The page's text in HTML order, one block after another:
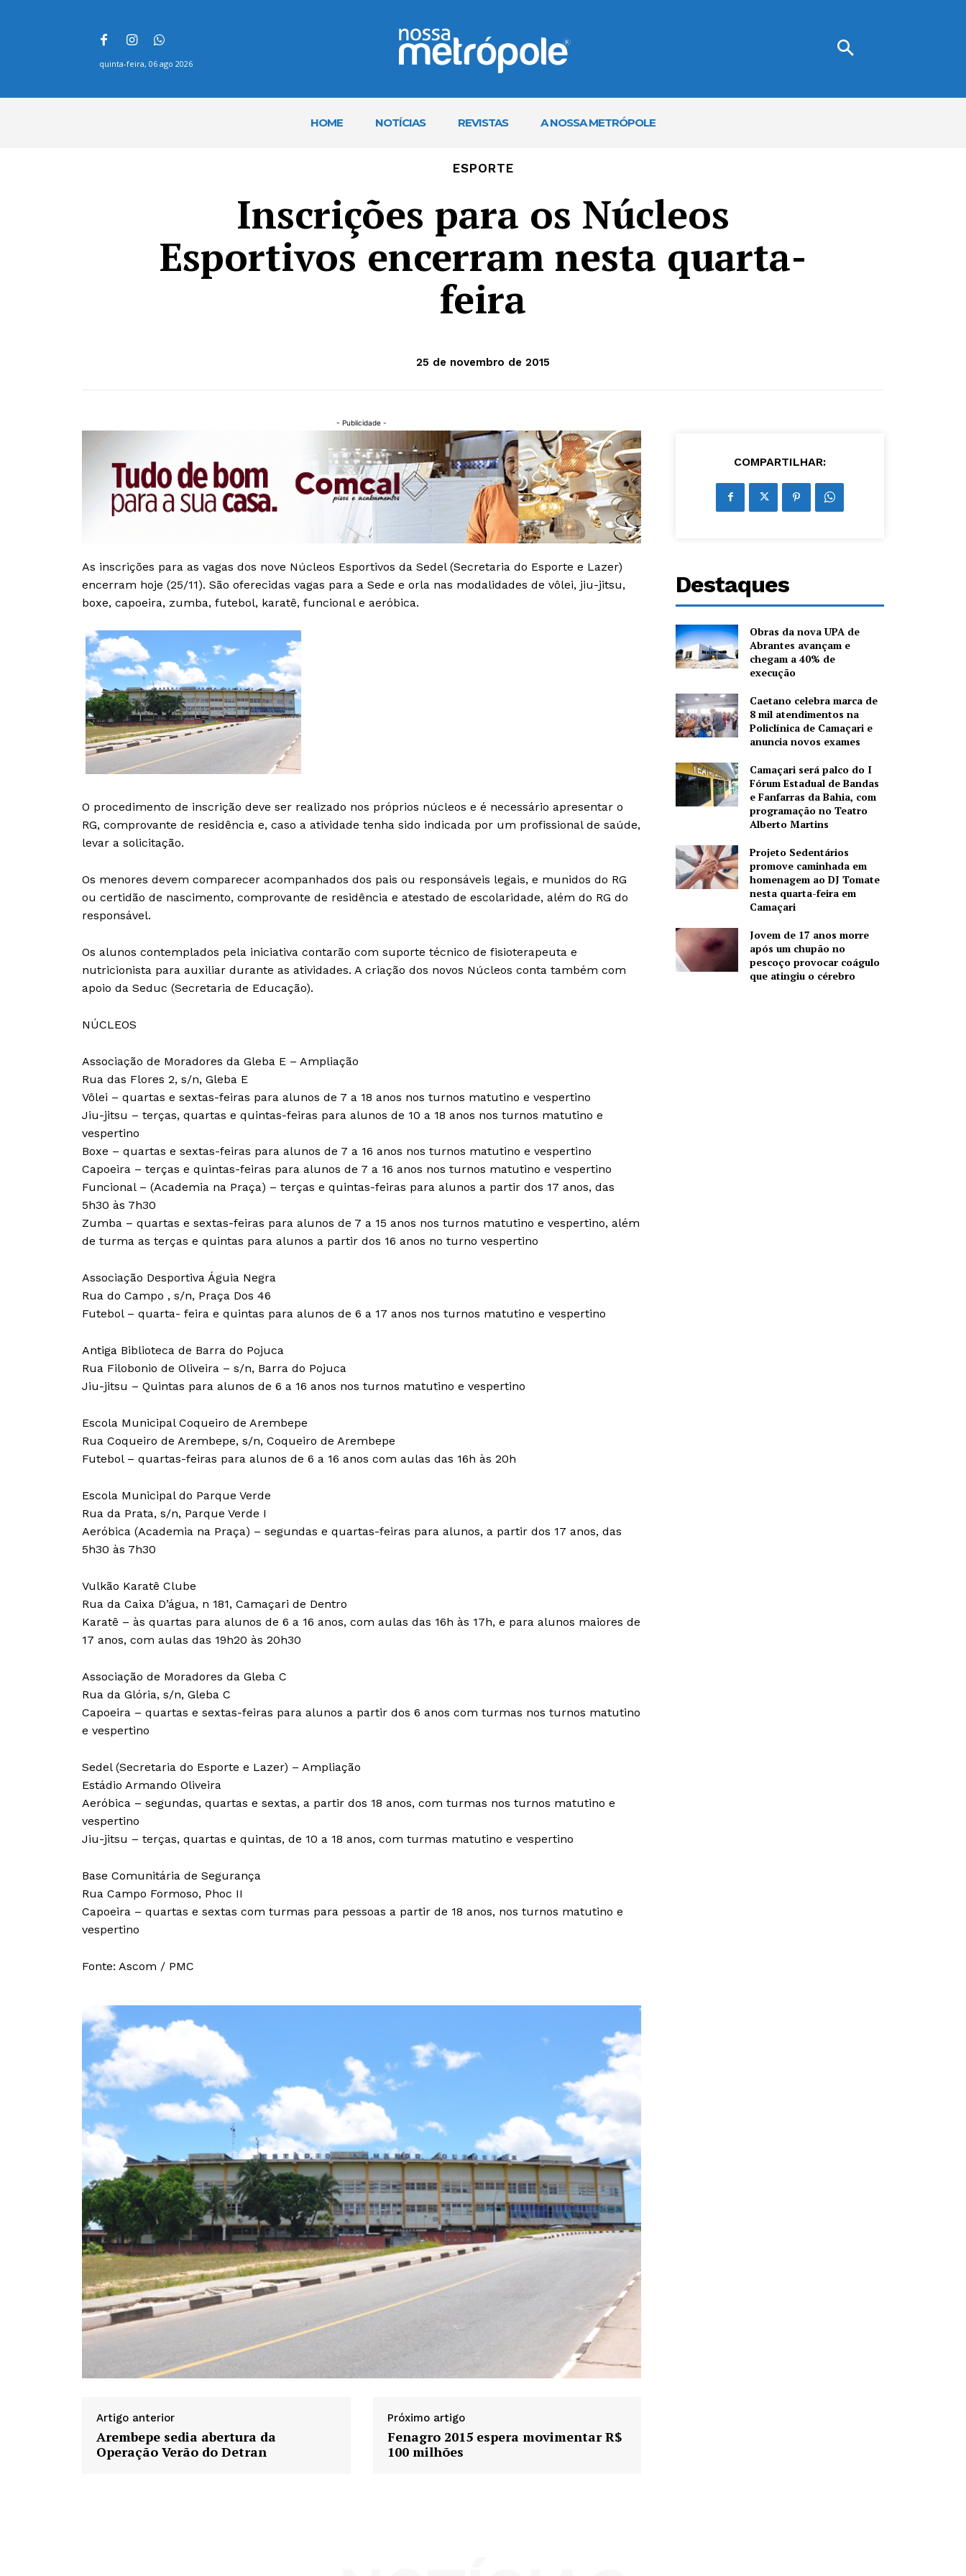
quinta-feira, 06 ago 2026
HOME NOTÍCIAS REVISTAS A NOSSA METRÓPOLE
ESPORTE
Inscrições para os Núcleos
Esportivos encerram nesta quarta-
feira
25 de novembro de 2015
- Publicidade -
As inscrições para as vagas dos nove Núcleos Esportivos da Sedel (Secretaria do Esporte e Lazer)
encerram hoje (25/11). São oferecidas vagas para a Sede e orla nas modalidades de vôlei, jiu-jitsu,
boxe, capoeira, zumba, futebol, karatê, funcional e aeróbica.
O procedimento de inscrição deve ser realizado nos próprios núcleos e é necessário apresentar o
RG, comprovante de residência e, caso a atividade tenha sido indicada por um profissional de saúde,
levar a solicitação.
Os menores devem comparecer acompanhados dos pais ou responsáveis legais, e munidos do RG
ou certidão de nascimento, comprovante de residência e atestado de escolaridade, além do RG do
responsável.
Os alunos contemplados pela iniciativa contarão com suporte técnico de fisioterapeuta e
nutricionista para auxiliar durante as atividades. A criação dos novos Núcleos conta também com
apoio da Seduc (Secretaria de Educação).
NÚCLEOS
Associação de Moradores da Gleba E – Ampliação
Rua das Flores 2, s/n, Gleba E
Vôlei – quartas e sextas-feiras para alunos de 7 a 18 anos nos turnos matutino e vespertino
Jiu-jitsu – terças, quartas e quintas-feiras para alunos de 10 a 18 anos nos turnos matutino e
vespertino
Boxe – quartas e sextas-feiras para alunos de 7 a 16 anos nos turnos matutino e vespertino
Capoeira – terças e quintas-feiras para alunos de 7 a 16 anos nos turnos matutino e vespertino
Funcional – (Academia na Praça) – terças e quintas-feiras para alunos a partir dos 17 anos, das
5h30 às 7h30
Zumba – quartas e sextas-feiras para alunos de 7 a 15 anos nos turnos matutino e vespertino, além
de turma as terças e quintas para alunos a partir dos 16 anos no turno vespertino
Associação Desportiva Águia Negra
Rua do Campo , s/n, Praça Dos 46
Futebol – quarta- feira e quintas para alunos de 6 a 17 anos nos turnos matutino e vespertino
Antiga Biblioteca de Barra do Pojuca
Rua Filobonio de Oliveira – s/n, Barra do Pojuca
Jiu-jitsu – Quintas para alunos de 6 a 16 anos nos turnos matutino e vespertino
Escola Municipal Coqueiro de Arembepe
Rua Coqueiro de Arembepe, s/n, Coqueiro de Arembepe
Futebol – quartas-feiras para alunos de 6 a 16 anos com aulas das 16h às 20h
Escola Municipal do Parque Verde
Rua da Prata, s/n, Parque Verde I
Aeróbica (Academia na Praça) – segundas e quartas-feiras para alunos, a partir dos 17 anos, das
5h30 às 7h30
Vulkão Karatê Clube
Rua da Caixa D’água, n 181, Camaçari de Dentro
Karatê – às quartas para alunos de 6 a 16 anos, com aulas das 16h às 17h, e para alunos maiores de
17 anos, com aulas das 19h20 às 20h30
Associação de Moradores da Gleba C
Rua da Glória, s/n, Gleba C
Capoeira – quartas e sextas-feiras para alunos a partir dos 6 anos com turmas nos turnos matutino
e vespertino
Sedel (Secretaria do Esporte e Lazer) – Ampliação
Estádio Armando Oliveira
Aeróbica – segundas, quartas e sextas, a partir dos 18 anos, com turmas nos turnos matutino e
vespertino
Jiu-jitsu – terças, quartas e quintas, de 10 a 18 anos, com turmas matutino e vespertino
Base Comunitária de Segurança
Rua Campo Formoso, Phoc II
Capoeira – quartas e sextas com turmas para pessoas a partir de 18 anos, nos turnos matutino e
vespertino
Fonte: Ascom / PMC
Artigo anterior
Arembepe sedia abertura da
Operação Verão do Detran
Próximo artigo
Fenagro 2015 espera movimentar R$
100 milhões
COMPARTILHAR:
Destaques
Obras da nova UPA de
Abrantes avançam e
chegam a 40% de
execução
Caetano celebra marca de
8 mil atendimentos na
Policlínica de Camaçari e
anuncia novos exames
Camaçari será palco do I
Fórum Estadual de Bandas
e Fanfarras da Bahia, com
programação no Teatro
Alberto Martins
Projeto Sedentários
promove caminhada em
homenagem ao DJ Tomate
nesta quarta-feira em
Camaçari
Jovem de 17 anos morre
após um chupão no
pescoço provocar coágulo
que atingiu o cérebro